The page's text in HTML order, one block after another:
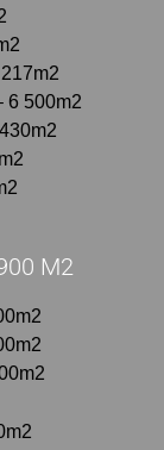
6 500m2
M2